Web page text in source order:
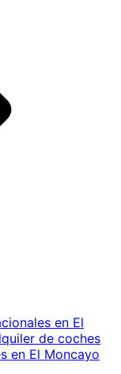
en El
de coches
en El Moncayo